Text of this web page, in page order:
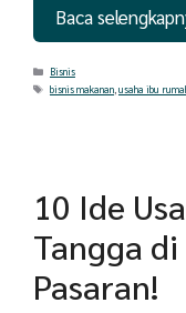
Baca
Categories
Bisnis
Tags
bisnis makanan, usaha ibu
10 Ide
Tangga
Pasaran!